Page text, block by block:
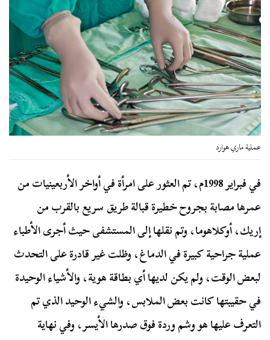
عملية ماري هوارد
في فبراير 1998م، تم العثور على امرأة في أواخر الأربعينيات من
عمرها مصابة بجروح خطيرة قبالة طريق سريع بالقرب من
إريك، أوكلاهوما، وتم نقلها إلى المستشفى حيث أجرى الأطباء
عملية جراحية كبيرة في الدماغ، وظلت غير قادرة على التحدث
لبعض الوقت، ولم يكن لديها أي بطاقة هوية، والأشياء الوحيدة
في حقيبتها كانت بعض الملابس، والشيء الوحيد الذي تم
التعرف عليها هو وشم وردة فوق صدرها الأيسر، وفي نهاية